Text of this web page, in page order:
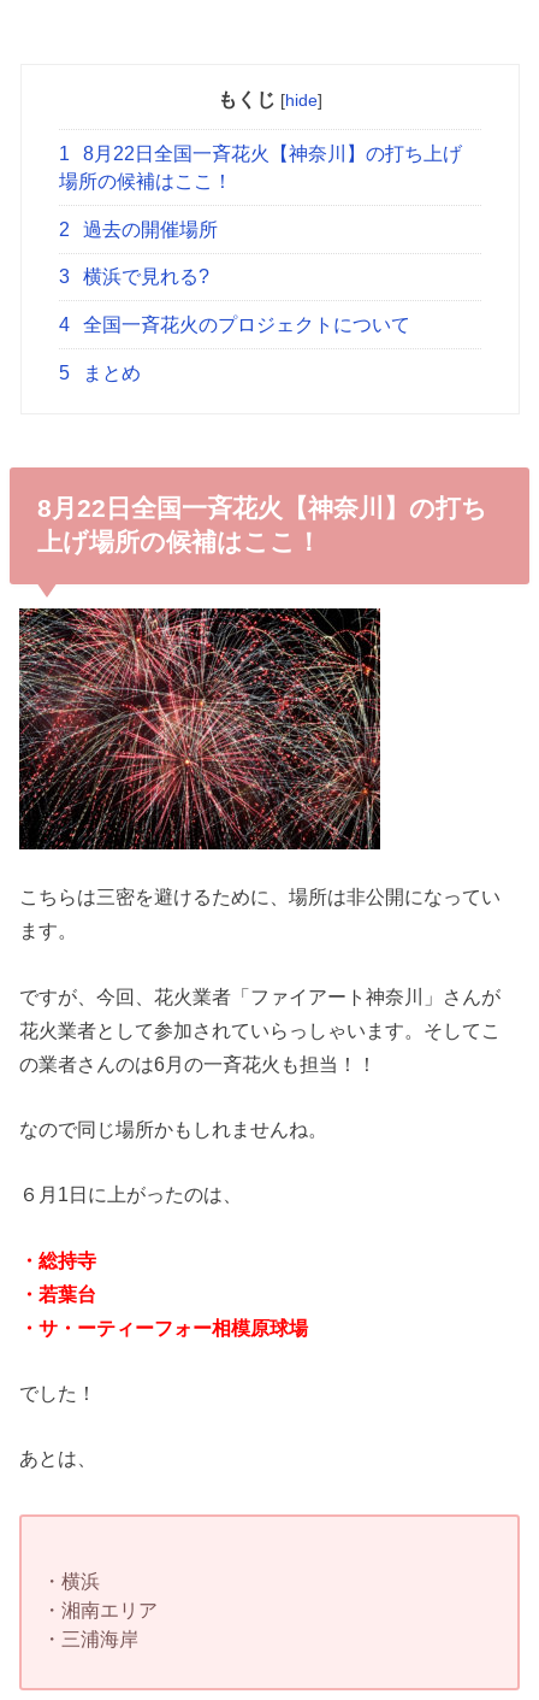
もくじ [hide]
1
8月22日全国一斉花火【神奈川】の打ち上げ
場所の候補はここ！
2 過去の開催場所
3 横浜で見れる?
4 全国一斉花火のプロジェクトについて
5 まとめ
8月22日全国一斉花火【神奈川】の打ち
上げ場所の候補はここ！
こちらは三密を避けるために、場所は非公開になってい
ます。
ですが、今回、花火業者「ファイアート神奈川」さんが
花火業者として参加されていらっしゃいます。そしてこ
の業者さんのは6月の一斉花火も担当！！
なので同じ場所かもしれませんね。
６月1日に上がったのは、
・総持寺
・若葉台
・サ・ーティーフォー相模原球場
でした！
あとは、
・横浜
・湘南エリア
・三浦海岸